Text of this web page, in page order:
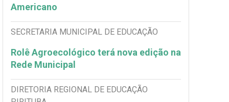
Americano
SECRETARIA MUNICIPAL DE EDUCAÇÃO
Rolê Agroecológico terá nova edição na
Rede Municipal
DIRETORIA REGIONAL DE EDUCAÇÃO